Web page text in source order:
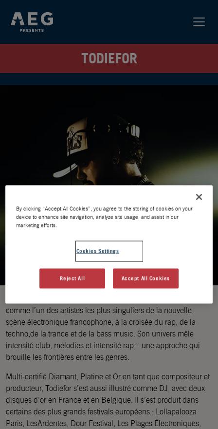
TODIEFOR
comme l’un des artistes les plus singuliers de la nouvelle
scène électronique francophone, à la croisée du rap, de la
techno,de la trance et de la bass music. Son univers mêle
intensité club, mélodies et intensité rap – une approche qui
brouille les frontières entre les genres.
Multi-certifié Diamant, Platine et Or en tant que compositeur et
producteur, Todiefor s’est aussi illustré comme DJ, avec deux
disques d’or en France et en Belgique. Il s’est produit dans
certains des plus grands festivals européens : Lollapalooza
Paris, LesArdentes, Dour Festival, Les Plages Électroniques,
By clicking “Accept All Cookies”, you agree to the storing of cookies on your
device to enhance site navigation, analyze site usage, and assist in our
marketing efforts.
Cookies Settings
Reject All Accept All Cookies